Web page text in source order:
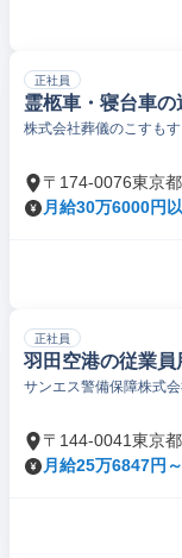
正社員
霊柩車・寝台車
株式会社葬儀のこすもす
〒174-0076東京
月給30万6000円
正社員
羽田空港の従業
サンエス警備保障株式
〒144-0041東京
月給25万6847円